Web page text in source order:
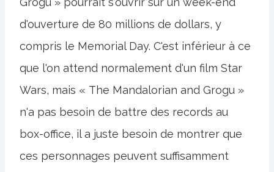
d'ouverture de 80 millions de dollars, y
compris le Memorial Day. C'est inférieur à ce
que l'on attend normalement d'un film Star
Wars, mais « The Mandalorian and Grogu »
n'a pas besoin de battre des records au
box-office, il a juste besoin de montrer que
ces personnages peuvent suffisamment